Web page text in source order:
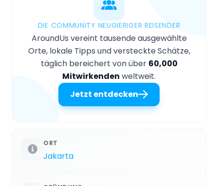
DIE COMMUNITY NEUGIERIGER REISENDER
AroundUs vereint tausende ausgewählte
Orte, lokale Tipps und versteckte Schätze,
täglich bereichert von über 60,000
Mitwirkenden weltweit.
Jetzt entdecken
ORT
Jakarta